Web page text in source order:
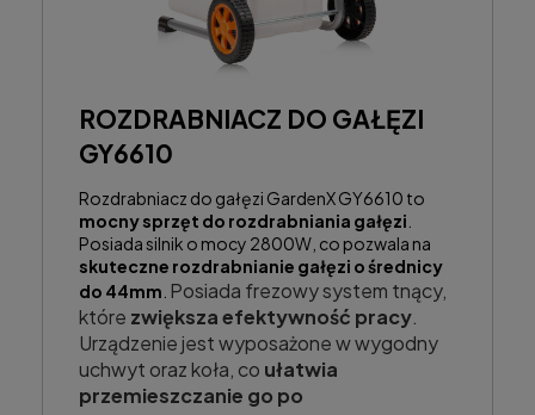
ROZDRABNIACZ DO GAŁĘZI
GY6610
Rozdrabniacz do gałęzi GardenX GY6610 to
mocny sprzęt do rozdrabniania gałęzi
Posiada silnik o mocy 2800W, co pozwala na
skuteczne rozdrabnianie gałęzi o średnicy
do 44mm Posiada frezowy system tnący,
które zwiększa efektywność pracy.
Urządzenie jest wyposażone w wygodny
uchwyt oraz koła, co ułatwia
przemieszczanie go po